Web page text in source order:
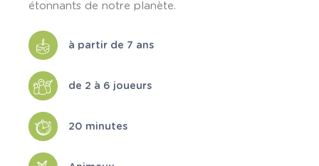
étonnants de notre planète.
à partir de 7 ans
de 2 à 6 joueurs
20 minutes